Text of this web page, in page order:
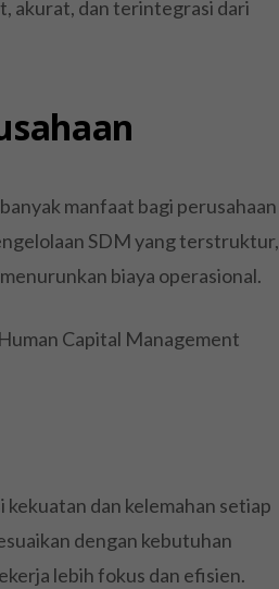
akurat, dan terintegrasi dari
manfaat bagi perusahaan
SDM yang terstruktur,
biaya operasional.
Capital Management
dan kelemahan setiap
dengan kebutuhan
lebih fokus dan efisien.